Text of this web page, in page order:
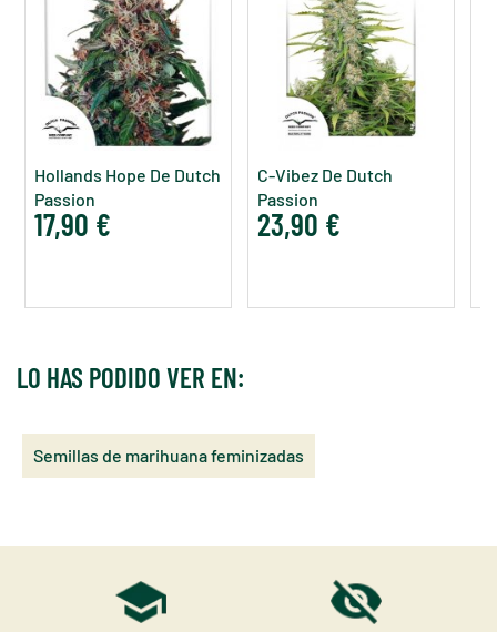
Hollands Hope De Dutch
Passion
17,90 €
C-Vibez De Dutch
Passion
23,90 €
LO HAS PODIDO VER EN:
Semillas de marihuana feminizadas